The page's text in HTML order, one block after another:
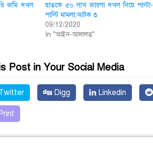
জমি দখল
ছাতকে ৫০ লাখ জায়গা দখল নিয়ে পাল্টা-
পাল্টি মামলা,আটক ৩
09/12/2020
In "আইন-আদালত"
Post in Your Social Media
Digg Linkedin